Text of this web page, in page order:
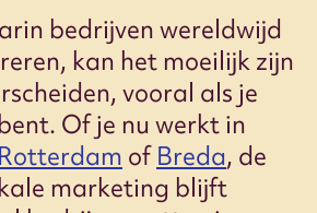
bedrijven wereldwijd
kan het moeilijk zijn
vooral als je
Of je nu werkt in
Rotterdam of Breda, de
marketing blijft